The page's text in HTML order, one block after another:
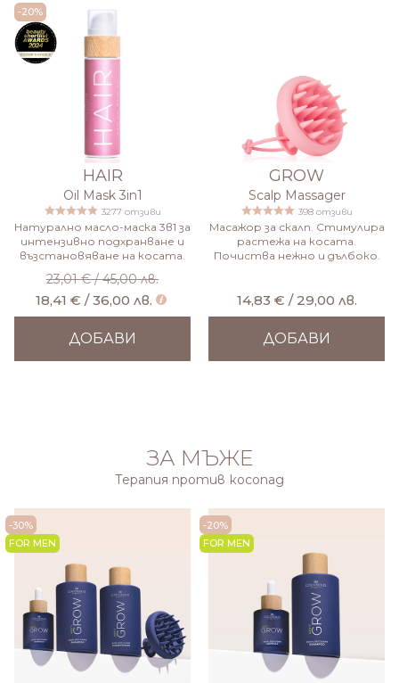
-20%
HAIR
Oil Mask 3in1
3277 отзиви
Натурално масло-маска 3в1 за
интензивно подхранване и
възстановяване на косата.
23,01 € / 45,00 лв.
18,41 € / 36,00 лв.
ДОБАВИ
GROW
Scalp Massager
398 отзиви
Масажор за скалп. Стимулира
растежа на косата.
Почиства нежно и дълбоко.
14,83 € / 29,00 лв.
ДОБАВИ
ЗА МЪЖЕ
Терапия против косопад
-30%
FOR MEN
-20%
FOR MEN